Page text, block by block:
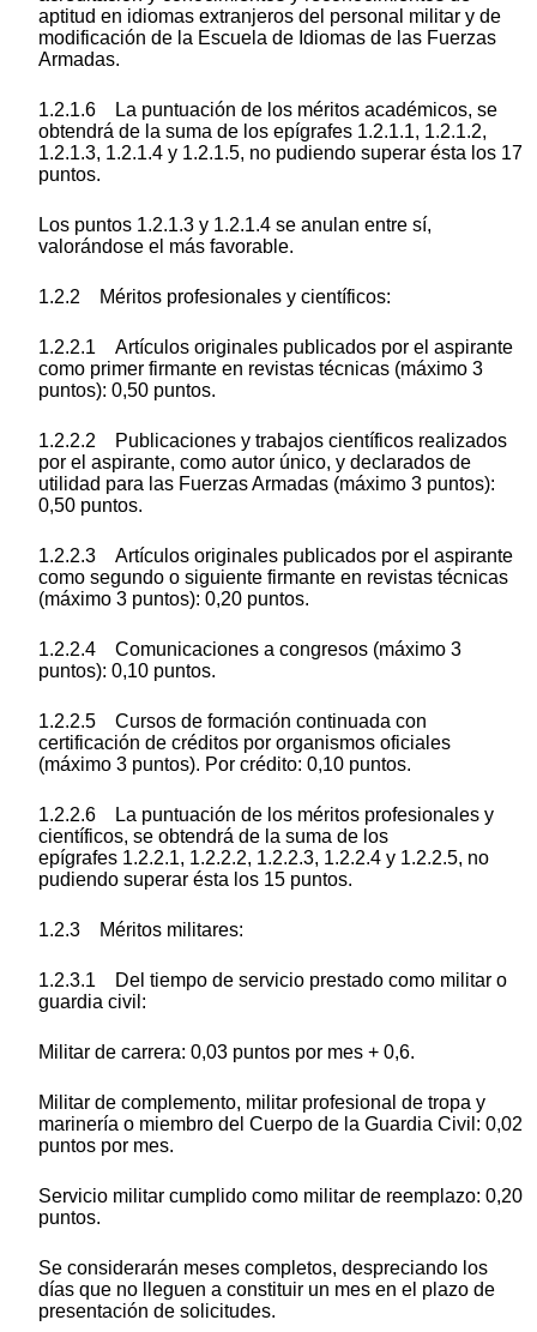
aptitud en idiomas extranjeros del personal militar y de
modificación de la Escuela de Idiomas de las Fuerzas
Armadas.
1.2.1.6 La puntuación de los méritos académicos, se
obtendrá de la suma de los epígrafes 1.2.1.1, 1.2.1.2,
1.2.1.3, 1.2.1.4 y 1.2.1.5, no pudiendo superar ésta los 17
puntos.
Los puntos 1.2.1.3 y 1.2.1.4 se anulan entre sí,
valorándose el más favorable.
1.2.2 Méritos profesionales y científicos:
1.2.2.1 Artículos originales publicados por el aspirante
como primer firmante en revistas técnicas (máximo 3
puntos): 0,50 puntos.
1.2.2.2 Publicaciones y trabajos científicos realizados
por el aspirante, como autor único, y declarados de
utilidad para las Fuerzas Armadas (máximo 3 puntos):
0,50 puntos.
1.2.2.3 Artículos originales publicados por el aspirante
como segundo o siguiente firmante en revistas técnicas
(máximo 3 puntos): 0,20 puntos.
1.2.2.4 Comunicaciones a congresos (máximo 3
puntos): 0,10 puntos.
1.2.2.5 Cursos de formación continuada con
certificación de créditos por organismos oficiales
(máximo 3 puntos). Por crédito: 0,10 puntos.
1.2.2.6 La puntuación de los méritos profesionales y
científicos, se obtendrá de la suma de los
epígrafes 1.2.2.1, 1.2.2.2, 1.2.2.3, 1.2.2.4 y 1.2.2.5, no
pudiendo superar ésta los 15 puntos.
1.2.3 Méritos militares:
1.2.3.1 Del tiempo de servicio prestado como militar o
guardia civil:
Militar de carrera: 0,03 puntos por mes + 0,6.
Militar de complemento, militar profesional de tropa y
marinería o miembro del Cuerpo de la Guardia Civil: 0,02
puntos por mes.
Servicio militar cumplido como militar de reemplazo: 0,20
puntos.
Se considerarán meses completos, despreciando los
días que no lleguen a constituir un mes en el plazo de
presentación de solicitudes.